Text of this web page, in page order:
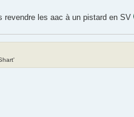
revendre les aac à un pistard en SV